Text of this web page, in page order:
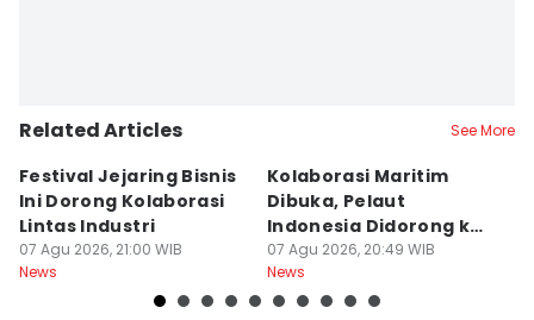
Related Articles See More
Festival Jejaring Bisnis
Ini Dorong Kolaborasi
Lintas Industri
07 Agu 2026, 21:00 WIB
News
Kolaborasi Maritim
Dibuka, Pelaut
Indonesia Didorong ke
Pasar Global
07 Agu 2026, 20:49 WIB
News